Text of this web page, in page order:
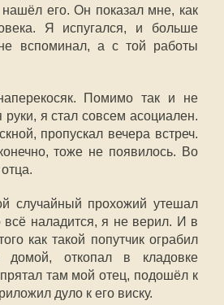
его. Он показал мне, как
Я испугался, и больше
вспоминал, а с той работы
Помимо так и не
я стал совсем асоциален.
пропускал вечера встреч.
тоже не появилось. Во
случайный прохожий утешал
всё наладится, я не верил. И в
как такой попутчик ограбил
откопал в кладовке
прятал там мой отец, подошёл к
дуло к его виску.